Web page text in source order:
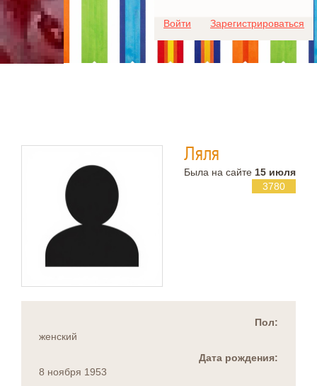
Войти Зарегистрироваться
Ляля
Была на сайте 15 июля
3780
Пол:
женский
Дата рождения:
8 ноября 1953
Для любых предложений по